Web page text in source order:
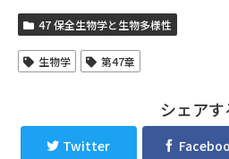
47 保全生物学と生物多様性
生物学 第47章
シェアす
Twitter